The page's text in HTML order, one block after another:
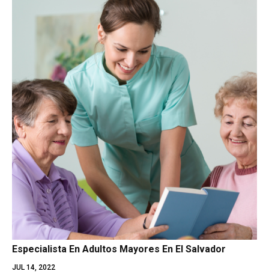
Especialista En Adultos Mayores En El Salvador
JUL 14, 2022